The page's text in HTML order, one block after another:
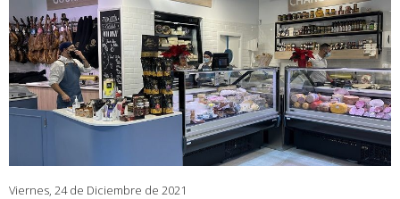
Viernes, 24 de Diciembre de 2021